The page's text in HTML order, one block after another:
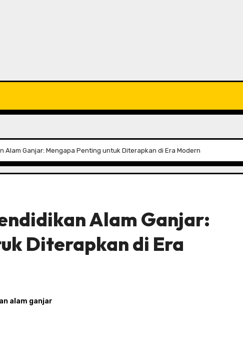
Alam Ganjar: Mengapa Penting untuk Diterapkan di Era Modern
Alam Ganjar:
Diterapkan di Era
alam ganjar